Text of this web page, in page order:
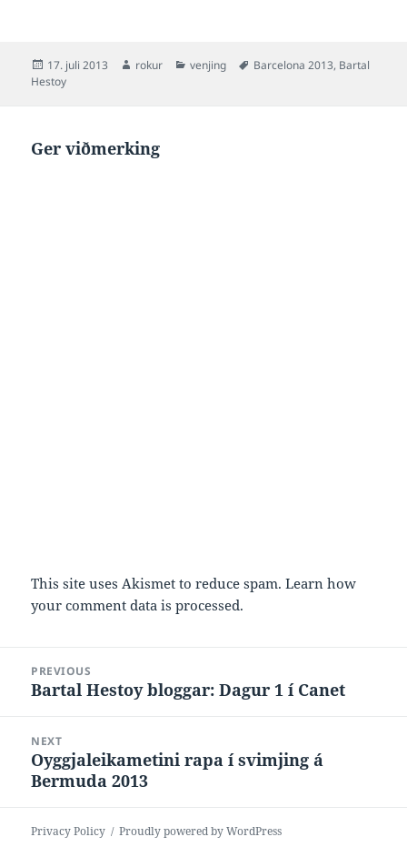
vónandi kemur gongd á
seinnapartin, soleiðis at…
Posted
on
17. juli 2013 Author
rokur Categories
venjing Tags
Barcelona 2013, Bartal
Hestoy
Ger viðmerking
This site uses Akismet to reduce spam.Learn how
your comment data is processed.
navigation
PREVIOUS
Previous
Bartal Hestoy bloggar: Dagur 1 í Canet
NEXT
Next
post:
Oyggjaleikametini rapa í svimjing á
Bermuda 2013
Privacy Policy Proudly powered by WordPress